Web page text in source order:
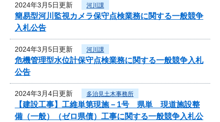
2024年3月5日更新 河川課
簡易型河川監視カメラ保守点検業務に関する一般競争
入札公告
2024年3月5日更新 河川課
危機管理型水位計保守点検業務に関する一般競争入札
公告
2024年3月4日更新 多治見土木事務所
【建設工事】工維単第現施－1号 県単 現道施設整
備（一般）（ゼロ県債）工事に関する一般競争入札公